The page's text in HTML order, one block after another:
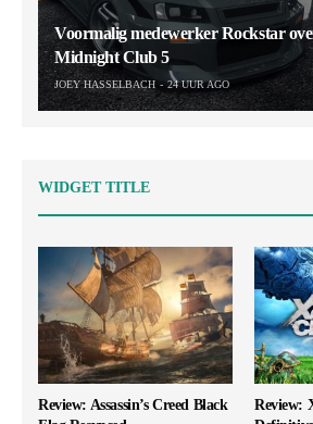
Voormalig medewerker Rockstar
Midnight Club 5
JOEY HASSELBACH 24 UUR AGO
WIDGET TITLE
Review: Assassin’s Creed Black
Review: